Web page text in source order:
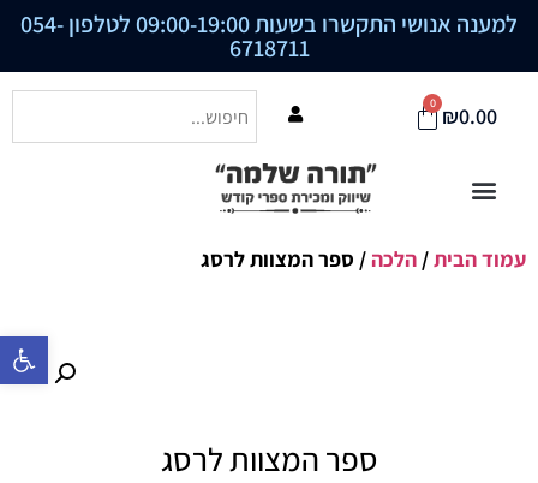
פתח סרגל
למענה אנושי התקשרו בשעות 09:00-19:00 לטלפון 054-
6718711
₪0.00
0
עמוד הבית/ הלכה/ ספר המצוות לרסג
ספר המצוות לרסג